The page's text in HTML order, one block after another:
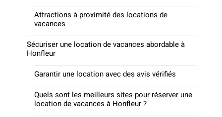
Attractions à proximité des locations de
vacances
Sécuriser une location de vacances abordable à
Honfleur
Garantir une location avec des avis vérifiés
Quels sont les meilleurs sites pour réserver une
location de vacances à Honfleur ?